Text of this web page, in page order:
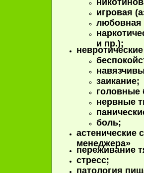
игровая
любовная
и пр.);
заикание;
головные
нервные
боль;
астенические
менеджера»
переживание
стресс;
патология